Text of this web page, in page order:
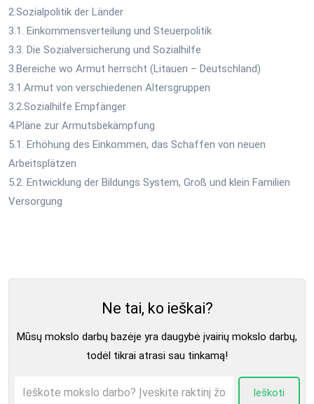
2.Sozialpolitik der Länder
3.1. Einkommensverteilung und Steuerpolitik
3.3. Die Sozialversicherung und Sozialhilfe
3.Bereiche wo Armut herrscht (Litauen – Deutschland)
3.1.Armut von verschiedenen Altersgruppen
3.2.Sozialhilfe Empfänger
4.Pläne zur Armutsbekämpfung
5.1. Erhöhung des Einkommen, das Schaffen von neuen
Arbeitsplätzen
5.2. Entwicklung der Bildungs System, Groß und klein Familien
Versorgung
Ne tai, ko ieškai?
Mūsų mokslo darbų bazėje yra daugybė įvairių mokslo darbų,
todėl tikrai atrasi sau tinkamą!
Ieškoti